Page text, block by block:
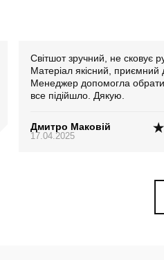
Світшот зручний, не сковує
Матеріал якісний, приємний
Менеджер допомогла обрати
все підійшло. Дякую.
Дмитро Маковій
17.04.2025